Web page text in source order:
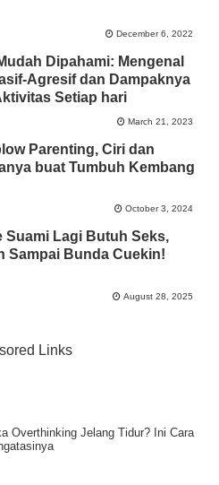
December 6, 2022
Dipahami: Mengenal
Agresif dan Dampaknya
Setiap hari
March 21, 2023
Parenting, Ciri dan
buat Tumbuh Kembang
October 3, 2024
Suami Lagi Butuh Seks,
Sampai Bunda Cuekin!
August 28, 2025
Links
Overthinking Jelang Tidur? Ini Cara